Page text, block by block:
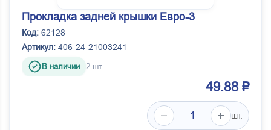
Прокладка задней крышки Евро-3
Код: 62128
Артикул: 406-24-21003241
В наличии 2 шт.
49.88 ₽
шт.